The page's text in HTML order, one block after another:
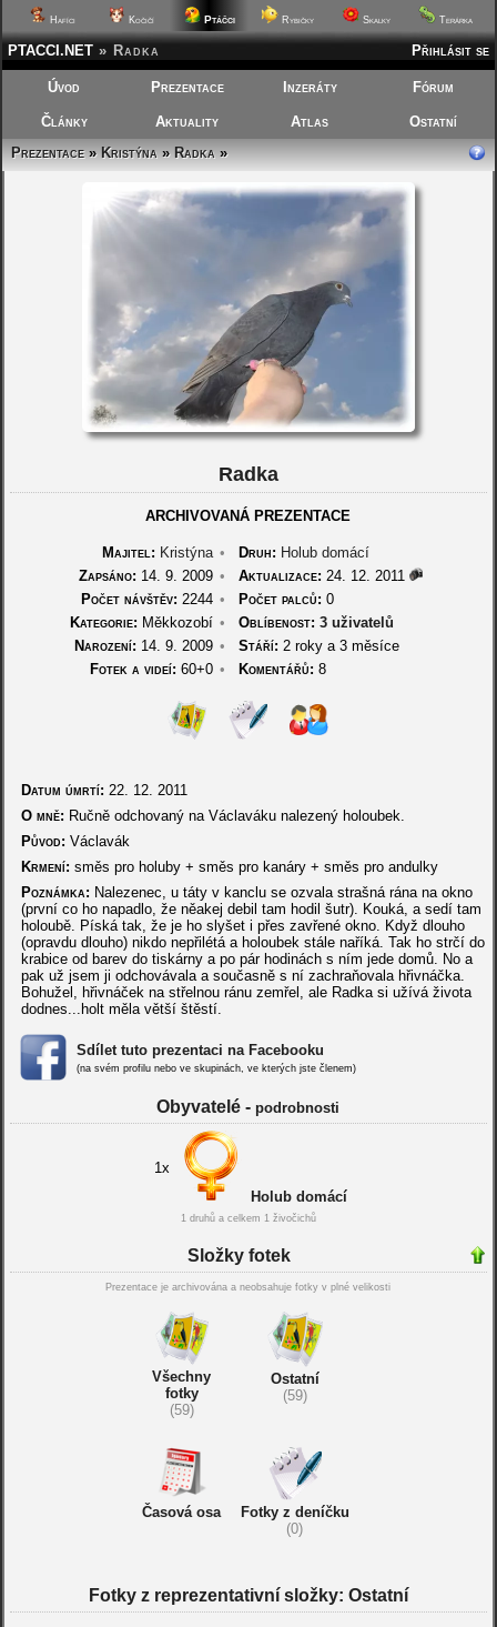
Hafíci Kočičí Ptáčci Rybičky Skalky Terárka
Přihlásit se
PTACCI.NET » Radka
Úvod Prezentace Inzeráty Fórum
Články Aktuality Atlas
Ostatní
Prezentace»Kristýna»Radka»
Radka
ARCHIVOVANÁ PREZENTACE
Majitel: Kristýna • Druh: Holub domácí
Zapsáno: 14. 9. 2009 • Aktualizace: 24. 12. 2011
Počet návštěv: 2244 • Počet palců: 0
Kategorie: Měkkozobí • Oblíbenost: 3 uživatelů
Narození: 14. 9. 2009 • Stáří: 2 roky a 3 měsíce
Fotek a videí: 60+0 • Komentářů: 8
Datum úmrtí: 22. 12. 2011
O mně: Ručně odchovaný na Václaváku nalezený holoubek.
Původ: Václavák
Krmení: směs pro holuby + směs pro kanáry + směs pro andulky
Poznámka: Nalezenec, u táty v kanclu se ozvala strašná rána na okno
(první co ho napadlo, že něakej debil tam hodil šutr). Kouká, a sedí tam
holoubě. Píská tak, že je ho slyšet i přes zavřené okno. Když dlouho
(opravdu dlouho) nikdo nepřilétá a holoubek stále naříká. Tak ho strčí do
krabice od barev do tiskárny a po pár hodinách s ním jede domů. No a
pak už jsem ji odchovávala a současně s ní zachraňovala hřivnáčka.
Bohužel, hřivnáček na střelnou ránu zemřel, ale Radka si užívá života
dodnes...holt měla větší štěstí.
Sdílet tuto prezentaci na Facebooku
(na svém profilu nebo ve skupinách, ve kterých jste členem)
Obyvatelé -podrobnosti
1x
Holub domácí
1 druhů a celkem 1 živočichů
Složky fotek
Prezentace je archivována a neobsahuje fotky v plné velikosti
Všechny
fotky
(59)
Ostatní
(59)
Časová osa
Fotky z deníčku
(0)
Fotky z reprezentativní složky: Ostatní